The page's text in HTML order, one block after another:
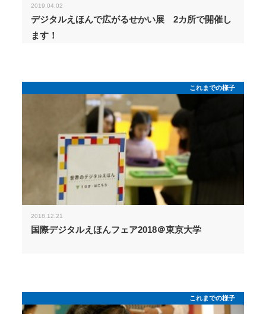
2019.04.02
デジタルえほんで広がるせかい展 2カ所で開催し
ます！
これまでの様子
2018.12.21
国際デジタルえほんフェア2018＠東京大学
これまでの様子